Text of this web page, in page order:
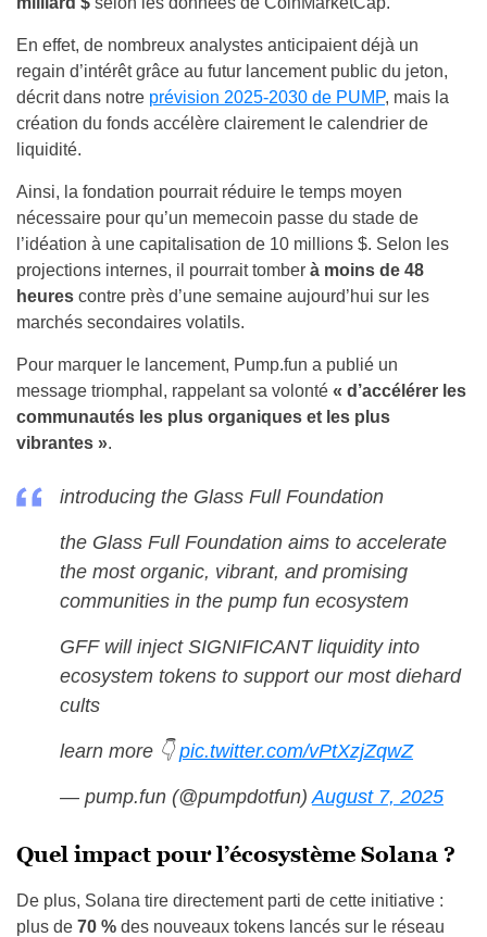
En effet, de nombreux analystes anticipaient déjà un
regain d’intérêt grâce au futur lancement public du jeton,
décrit dans notre prévision 2025-2030 de PUMP, mais la
création du fonds accélère clairement le calendrier de
liquidité.
Ainsi, la fondation pourrait réduire le temps moyen
nécessaire pour qu’un memecoin passe du stade de
l’idéation à une capitalisation de 10 millions $. Selon les
projections internes, il pourrait tomber à moins de 48
heures contre près d’une semaine aujourd’hui sur les
marchés secondaires volatils.
Pour marquer le lancement, Pump.fun a publié un
message triomphal, rappelant sa volonté « d’accélérer les
communautés les plus organiques et les plus
vibrantes ».
introducing the Glass Full Foundation
the Glass Full Foundation aims to accelerate
the most organic, vibrant, and promising
communities in the pump fun ecosystem
GFF will inject SIGNIFICANT liquidity into
ecosystem tokens to support our most diehard
cults
learn more 👇 pic.twitter.com/vPtXzjZqwZ
— pump.fun (@pumpdotfun) August 7, 2025
Quel impact pour l’écosystème Solana ?
De plus, Solana tire directement parti de cette initiative :
plus de 70 % des nouveaux tokens lancés sur le réseau